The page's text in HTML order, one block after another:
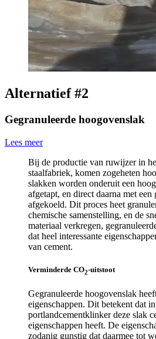
Alternatief #2
Gegranuleerde hoogovenslak
Lees meer
Bij de productie van ruwijzer in
staalfabriek, komen zogeheten
slakken worden onderuit een
afgetapt, en direct daarna met
afgekoeld. Dit proces heet
chemische samenstelling, en de
materiaal verkregen,
dat heel interessante
van cement.
Verminderde CO2-uitstoot
Gegranuleerde hoogovenslak
eigenschappen. Dit betekent dat
portlandcementklinker deze slak
eigenschappen heeft. De
zodanig gunstig dat daarmee tot